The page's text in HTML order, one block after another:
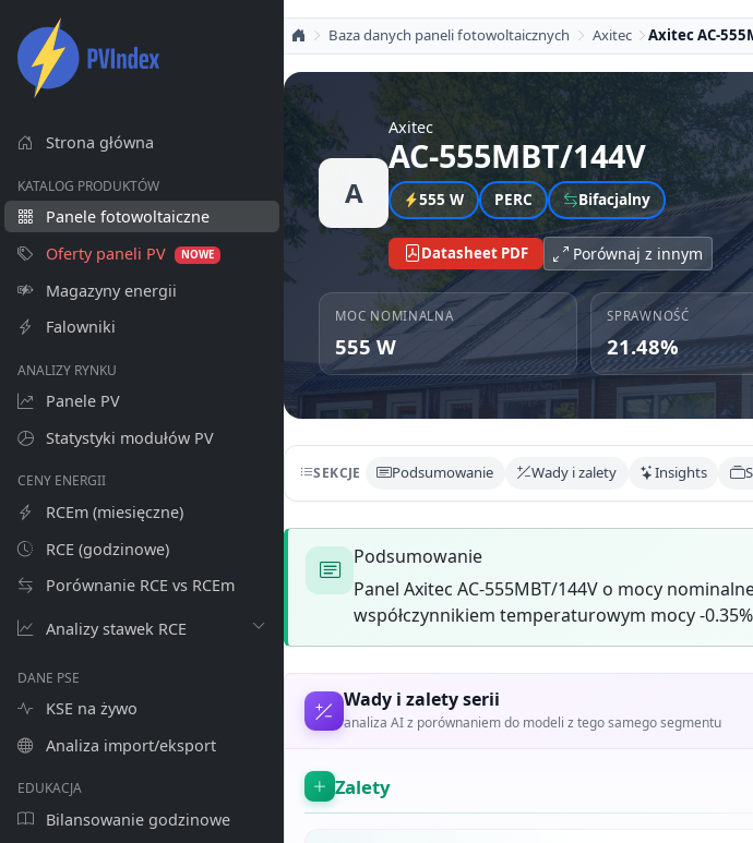
Strona główna
KATALOG PRODUKTÓW
Panele fotowoltaiczne
Oferty paneli PV
NOWE
Magazyny energii
Falowniki
ANALIZY RYNKU
Panele PV
Statystyki modułów PV
CENY ENERGII
RCEm (miesięczne)
RCE (godzinowe)
Porównanie RCE vs RCEm
Analizy stawek RCE
DANE PSE
KSE na żywo
Analiza import/eksport
EDUKACJA
Bilansowanie godzinowe
Baza danych paneli fotowoltaicznych Axitec Axitec AC-
A
Axitec
AC-555MBT/144V
555 W PERC Bifacjalny
Datasheet PDF Porównaj z innym
MOC NOMINALNA
555 W
SPRAWNOŚĆ
21.48%
SEKCJE Podsumowanie Wady i zalety Insights
Podsumowanie
Panel Axitec AC-555MBT/144V o mocy
współczynnikiem temperaturowym mocy -
Wady i zalety serii
analiza AI z porównaniem do modeli z tego samego segmentu
Zalety